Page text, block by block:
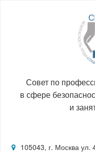
Совет по
в сфере
и
105043, г. Москва ул.